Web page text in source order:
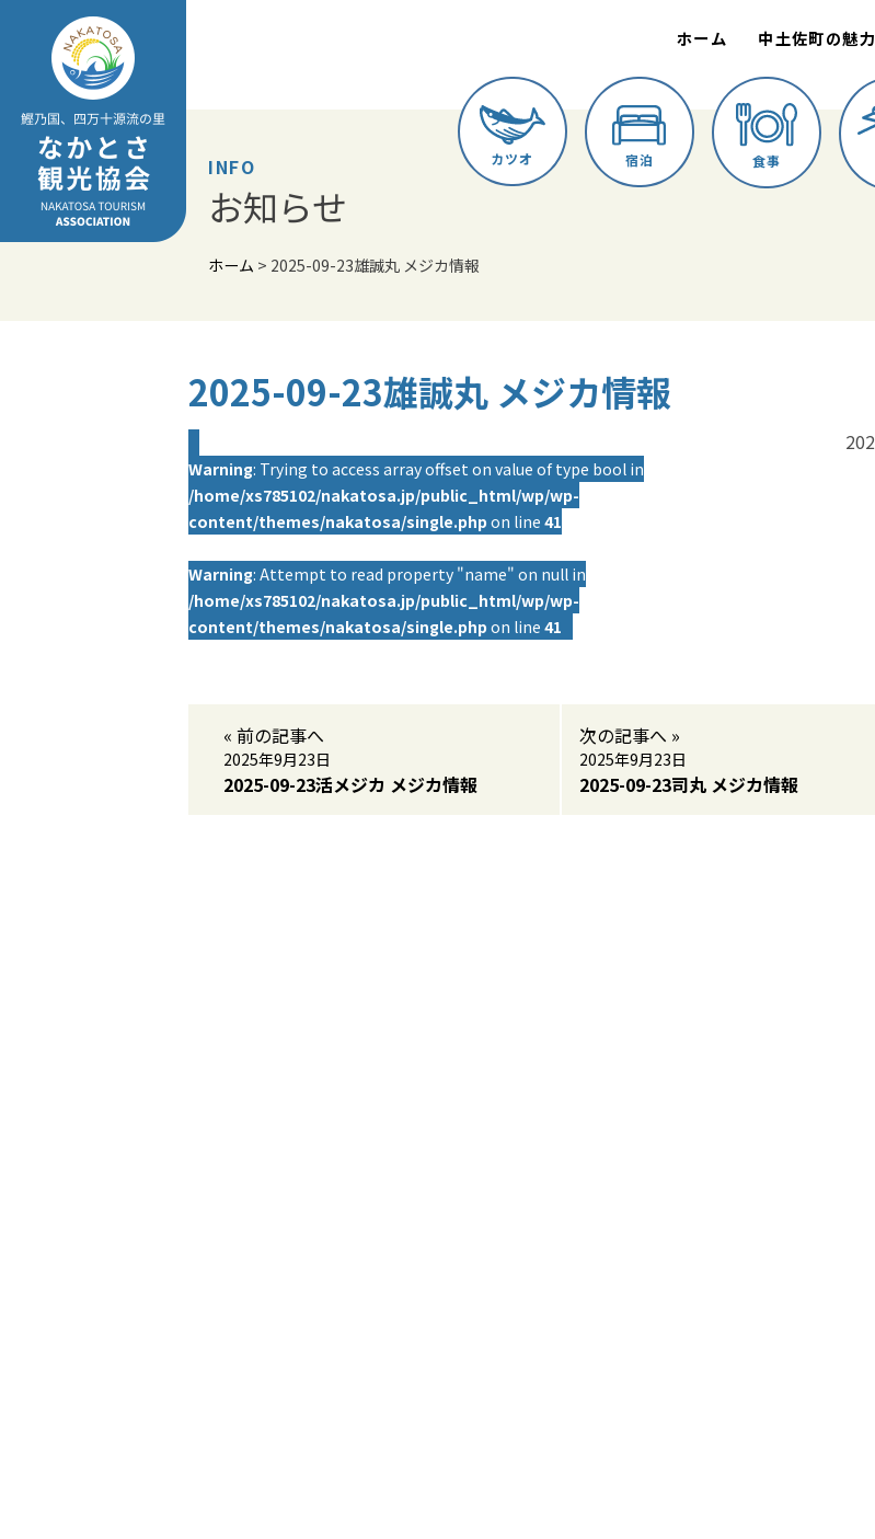
content
ホーム 中土佐町の魅力
カツオ 宿泊 食事
INFO
お知らせ
ホーム > 2025-09-23雄誠丸 メジカ情報
2025-09-23雄誠丸 メジカ情報
Warning: Trying to access array offset on value of type bool in
/home/xs785102/nakatosa.jp/public_html/wp/wp-
content/themes/nakatosa/single.php on line 41
Warning: Attempt to read property "name" on null in
/home/xs785102/nakatosa.jp/public_html/wp/wp-
content/themes/nakatosa/single.php on line 41
« 前の記事へ
2025年9月23日
2025-09-23活メジカ メジカ情報
次の記事へ »
2025年9月23日
2025-09-23司丸 メジカ情報